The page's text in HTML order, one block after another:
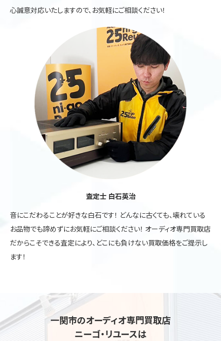
心誠意対応いたしますので、お気軽にご相談ください！
査定士 白石英治
音にこだわることが好きな白石です！ どんなに古くても、壊れている
お品物でも諦めずにお気軽にご相談ください！ オーディオ専門買取店
だからこそできる査定により、どこにも負けない買取価格をご提示し
ます！
一関市のオーディオ専門買取店
ニーゴ・リユースは